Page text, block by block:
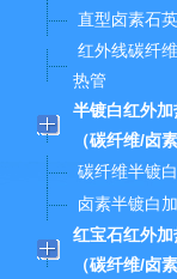
直型卤素石
红外线碳纤
热管
半镀白红外加
（碳纤维/卤素
碳纤维半镀
卤素半镀白
红宝石红外加
（碳纤维/卤素